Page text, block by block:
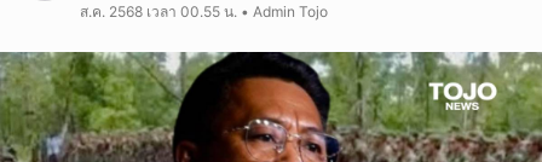
ส.ค. 2568 เวลา 00.55 น. • Admin Tojo